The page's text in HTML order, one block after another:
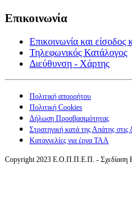
Επικοινωνία
Επικοινωνία και
Τηλεφωνικός Κατάλογος
Διεύθυνση - Χάρτης
Πολιτική απορρήτου
Πολιτική Cookies
Δήλωση Προσβασιμότητας
Στρατηγική κατά της Απάτης
Καταγγελίες για έργα ΤΑΑ
Copyright 2023 Ε.Ο.Π.Π.Ε.Π. -